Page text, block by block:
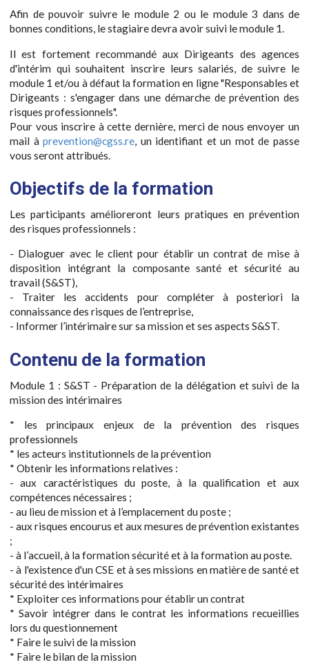
Afin de pouvoir suivre le module 2 ou le module 3 dans de
bonnes conditions, le stagiaire devra avoir suivi le module 1.
Il est fortement recommandé aux Dirigeants des agences
d'intérim qui souhaitent inscrire leurs salariés, de suivre le
module 1 et/ou à défaut la formation en ligne "Responsables et
Dirigeants : s'engager dans une démarche de prévention des
risques professionnels".
Pour vous inscrire à cette dernière, merci de nous envoyer un
mail àprevention@cgss.re, un identifiant et un mot de passe
vous seront attribués.
Objectifs de la formation
Les participants amélioreront leurs pratiques en prévention
des risques professionnels :
- Dialoguer avec le client pour établir un contrat de mise à
disposition intégrant la composante santé et sécurité au
travail (S&ST),
- Traiter les accidents pour compléter à posteriori la
connaissance des risques de l’entreprise,
- Informer l’intérimaire sur sa mission et ses aspects S&ST.
Contenu de la formation
Module 1 : S&ST - Préparation de la délégation et suivi de la
mission des intérimaires
* les principaux enjeux de la prévention des risques
professionnels
* les acteurs institutionnels de la prévention
* Obtenir les informations relatives :
- aux caractéristiques du poste, à la qualification et aux
compétences nécessaires ;
- au lieu de mission et à l’emplacement du poste ;
- aux risques encourus et aux mesures de prévention existantes
;
- à l’accueil, à la formation sécurité et à la formation au poste.
- à l'existence d'un CSE et à ses missions en matière de santé et
sécurité des intérimaires
* Exploiter ces informations pour établir un contrat
* Savoir intégrer dans le contrat les informations recueillies
lors du questionnement
* Faire le suivi de la mission
* Faire le bilan de la mission